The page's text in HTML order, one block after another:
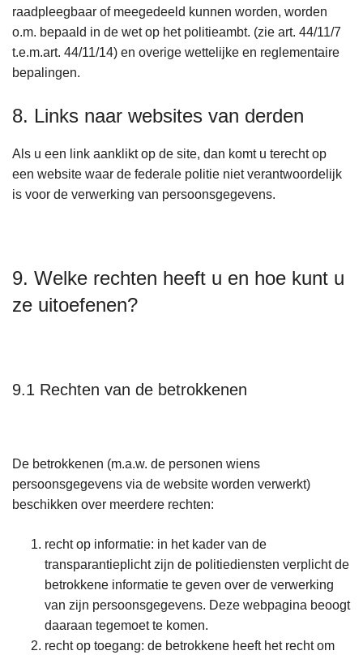
raadpleegbaar of meegedeeld kunnen worden, worden
o.m. bepaald in de wet op het politieambt. (zie art. 44/11/7
t.e.m.art. 44/11/14) en overige wettelijke en reglementaire
bepalingen.
8. Links naar websites van derden
Als u een link aanklikt op de site, dan komt u terecht op
een website waar de federale politie niet verantwoordelijk
is voor de verwerking van persoonsgegevens.
9. Welke rechten heeft u en hoe kunt u
ze uitoefenen?
9.1 Rechten van de betrokkenen
De betrokkenen (m.a.w. de personen wiens
persoonsgegevens via de website worden verwerkt)
beschikken over meerdere rechten:
recht op informatie: in het kader van de
transparantieplicht zijn de politiediensten verplicht de
betrokkene informatie te geven over de verwerking
van zijn persoonsgegevens. Deze webpagina beoogt
daaraan tegemoet te komen.
recht op toegang: de betrokkene heeft het recht om